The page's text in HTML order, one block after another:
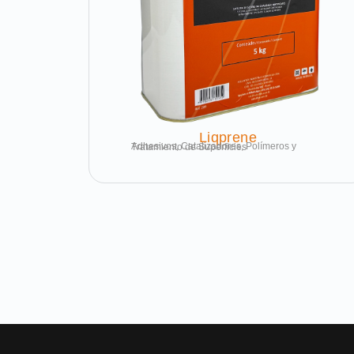
Liqprene
Adhesivos, Catalizadores, Polímeros y Tratamiento de Superficies